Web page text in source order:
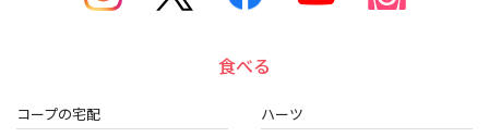
食べる
コープの宅配 ハーツ